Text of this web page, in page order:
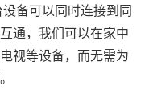
备可以同时连接到同
通，我们可以在家中
视等设备，而无需为